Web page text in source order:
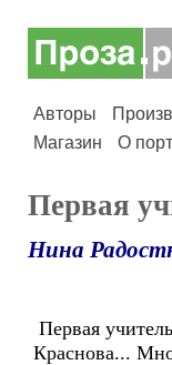
Авторы
Магазин
О
Первая
Нина
Первая
Краснова...